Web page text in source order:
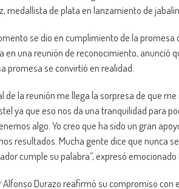
medallista de plata en lanzamiento de
se dio en cumplimiento de la
en una reunión de reconocimiento, anunció
promesa se convirtió en realidad.
de la reunión me llega la sorpresa de que
ya que eso nos da una tranquilidad para
algo. Yo creo que ha sido un gran
resultados. Mucha gente dice que nunca
cumple su palabra”, expresó emocionado
Alfonso Durazo reafirmó su compromiso